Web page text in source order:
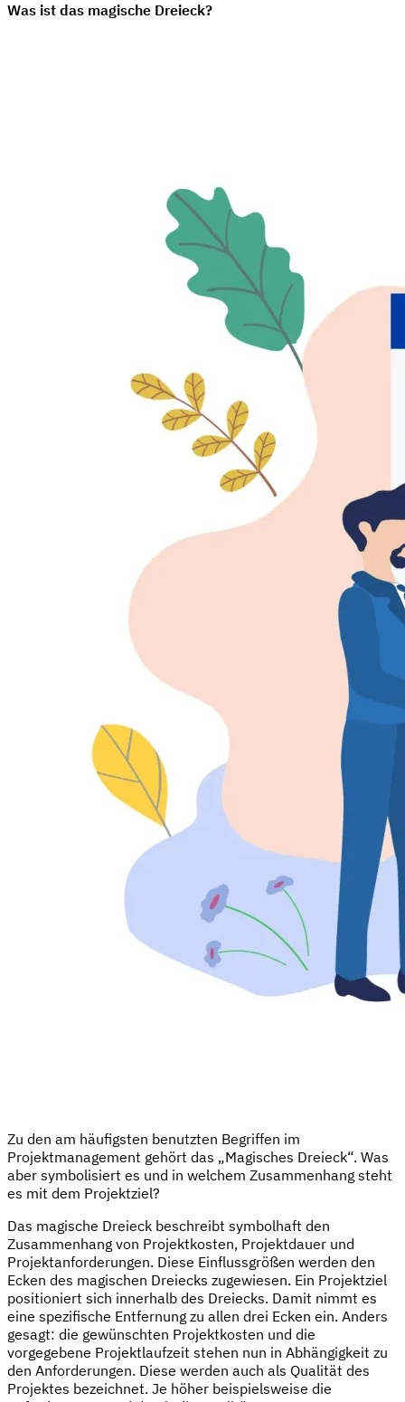
Was ist das magische Dreieck?
Zu den am häufigsten benutzten Begriffen im
Projektmanagement gehört das „Magisches Dreieck“. Was
aber symbolisiert es und in welchem Zusammenhang steht
es mit dem Projektziel?
Das magische Dreieck beschreibt symbolhaft den
Zusammenhang von Projektkosten, Projektdauer und
Projektanforderungen. Diese Einflussgrößen werden den
Ecken des magischen Dreiecks zugewiesen. Ein Projektziel
positioniert sich innerhalb des Dreiecks. Damit nimmt es
eine spezifische Entfernung zu allen drei Ecken ein. Anders
gesagt: die gewünschten Projektkosten und die
vorgegebene Projektlaufzeit stehen nun in Abhängigkeit zu
den Anforderungen. Diese werden auch als Qualität des
Projektes bezeichnet. Je höher beispielsweise die